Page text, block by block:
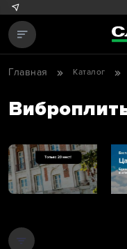
Главная Каталог